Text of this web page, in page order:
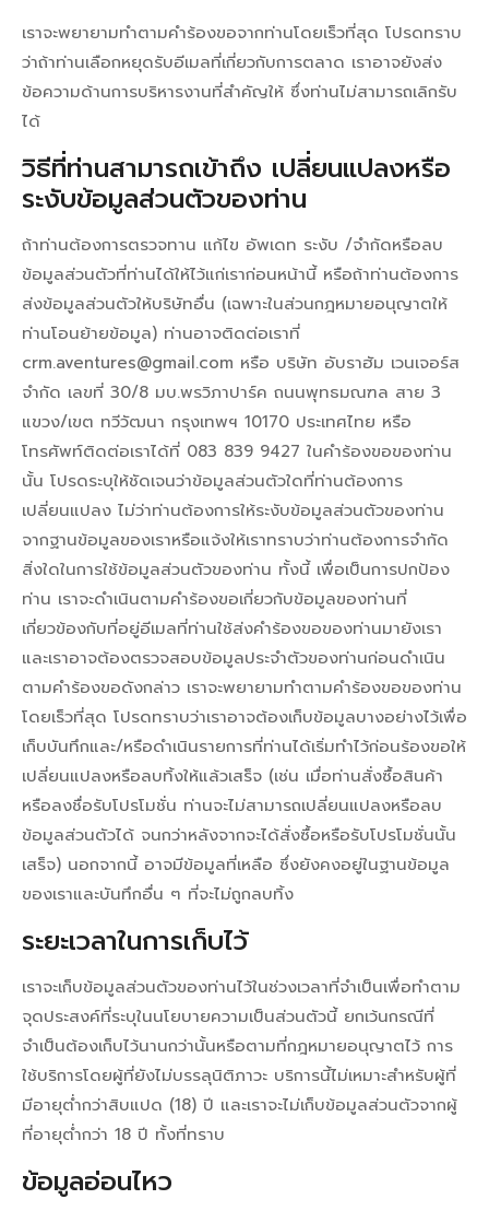
เราจะพยายามทำตามคำร้องขอจากท่านโดยเร็วที่สุด โปรดทราบ
ว่าถ้าท่านเลือกหยุดรับอีเมลที่เกี่ยวกับการตลาด เราอาจยังส่ง
ข้อความด้านการบริหารงานที่สำคัญให้ ซึ่งท่านไม่สามารถเลิกรับ
ได้
วิธีที่ท่านสามารถเข้าถึง เปลี่ยนแปลงหรือ
ระงับข้อมูลส่วนตัวของท่าน
ถ้าท่านต้องการตรวจทาน แก้ไข อัพเดท ระงับ /จำกัดหรือลบ
ข้อมูลส่วนตัวที่ท่านได้ให้ไว้แก่เราก่อนหน้านี้ หรือถ้าท่านต้องการ
ส่งข้อมูลส่วนตัวให้บริษัทอื่น (เฉพาะในส่วนกฎหมายอนุญาตให้
ท่านโอนย้ายข้อมูล) ท่านอาจติดต่อเราที่
crm.aventures@gmail.com หรือ บริษัท อับราฮัม เวนเจอร์ส
จำกัด เลขที่ 30/8 มบ.พรวิภาปาร์ค ถนนพุทธมณฑล สาย 3
แขวง/เขต ทวีวัฒนา กรุงเทพฯ 10170 ประเทศไทย หรือ
โทรศัพท์ติดต่อเราได้ที่ 083 839 9427 ในคำร้องขอของท่าน
นั้น โปรดระบุให้ชัดเจนว่าข้อมูลส่วนตัวใดที่ท่านต้องการ
เปลี่ยนแปลง ไม่ว่าท่านต้องการให้ระงับข้อมูลส่วนตัวของท่าน
จากฐานข้อมูลของเราหรือแจ้งให้เราทราบว่าท่านต้องการจำกัด
สิ่งใดในการใช้ข้อมูลส่วนตัวของท่าน ทั้งนี้ เพื่อเป็นการปกป้อง
ท่าน เราจะดำเนินตามคำร้องขอเกี่ยวกับข้อมูลของท่านที่
เกี่ยวข้องกับที่อยู่อีเมลที่ท่านใช้ส่งคำร้องขอของท่านมายังเรา
และเราอาจต้องตรวจสอบข้อมูลประจำตัวของท่านก่อนดำเนิน
ตามคำร้องขอดังกล่าว เราจะพยายามทำตามคำร้องขอของท่าน
โดยเร็วที่สุด โปรดทราบว่าเราอาจต้องเก็บข้อมูลบางอย่างไว้เพื่อ
เก็บบันทึกและ/หรือดำเนินรายการที่ท่านได้เริ่มทำไว้ก่อนร้องขอให้
เปลี่ยนแปลงหรือลบทิ้งให้แล้วเสร็จ (เช่น เมื่อท่านสั่งซื้อสินค้า
หรือลงชื่อรับโปรโมชั่น ท่านจะไม่สามารถเปลี่ยนแปลงหรือลบ
ข้อมูลส่วนตัวได้ จนกว่าหลังจากจะได้สั่งซื้อหรือรับโปรโมชั่นนั้น
เสร็จ) นอกจากนี้ อาจมีข้อมูลที่เหลือ ซึ่งยังคงอยู่ในฐานข้อมูล
ของเราและบันทึกอื่น ๆ ที่จะไม่ถูกลบทิ้ง
ระยะเวลาในการเก็บไว้
เราจะเก็บข้อมูลส่วนตัวของท่านไว้ในช่วงเวลาที่จำเป็นเพื่อทำตาม
จุดประสงค์ที่ระบุในนโยบายความเป็นส่วนตัวนี้ ยกเว้นกรณีที่
จำเป็นต้องเก็บไว้นานกว่านั้นหรือตามที่กฎหมายอนุญาตไว้ การ
ใช้บริการโดยผู้ที่ยังไม่บรรลุนิติภาวะ บริการนี้ไม่เหมาะสำหรับผู้ที่
มีอายุต่ำกว่าสิบแปด (18) ปี และเราจะไม่เก็บข้อมูลส่วนตัวจากผู้
ที่อายุต่ำกว่า 18 ปี ทั้งที่ทราบ
ข้อมูลอ่อนไหว